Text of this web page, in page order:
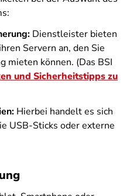
Dienstleister bieten
Servern an, den Sie
mieten können. (Das BSI
und Sicherheitstipps zu
Hierbei handelt es sich
USB-Sticks oder externe